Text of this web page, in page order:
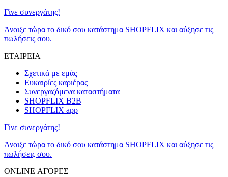
Γίνε συνεργάτης!
Άνοιξε τώρα το δικό σου κατάστημα SHOPFLIX και αύξησε τις
πωλήσεις σου.
ΕΤΑΙΡΕΙΑ
Σχετικά με εμάς
Ευκαιρίες καριέρας
Συνεργαζόμενα καταστήματα
SHOPFLIX B2B
SHOPFLIX app
Γίνε συνεργάτης!
Άνοιξε τώρα το δικό σου κατάστημα SHOPFLIX και αύξησε τις
πωλήσεις σου.
ONLINE ΑΓΟΡΕΣ